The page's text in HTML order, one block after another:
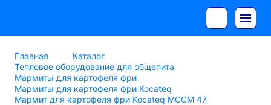
Главная
Каталог
Тепловое оборудование для общепита
Мармиты для картофеля фри
Мармиты для картофеля фри Kocateq
Мармит для картофеля фри Kocateq MCCM 47